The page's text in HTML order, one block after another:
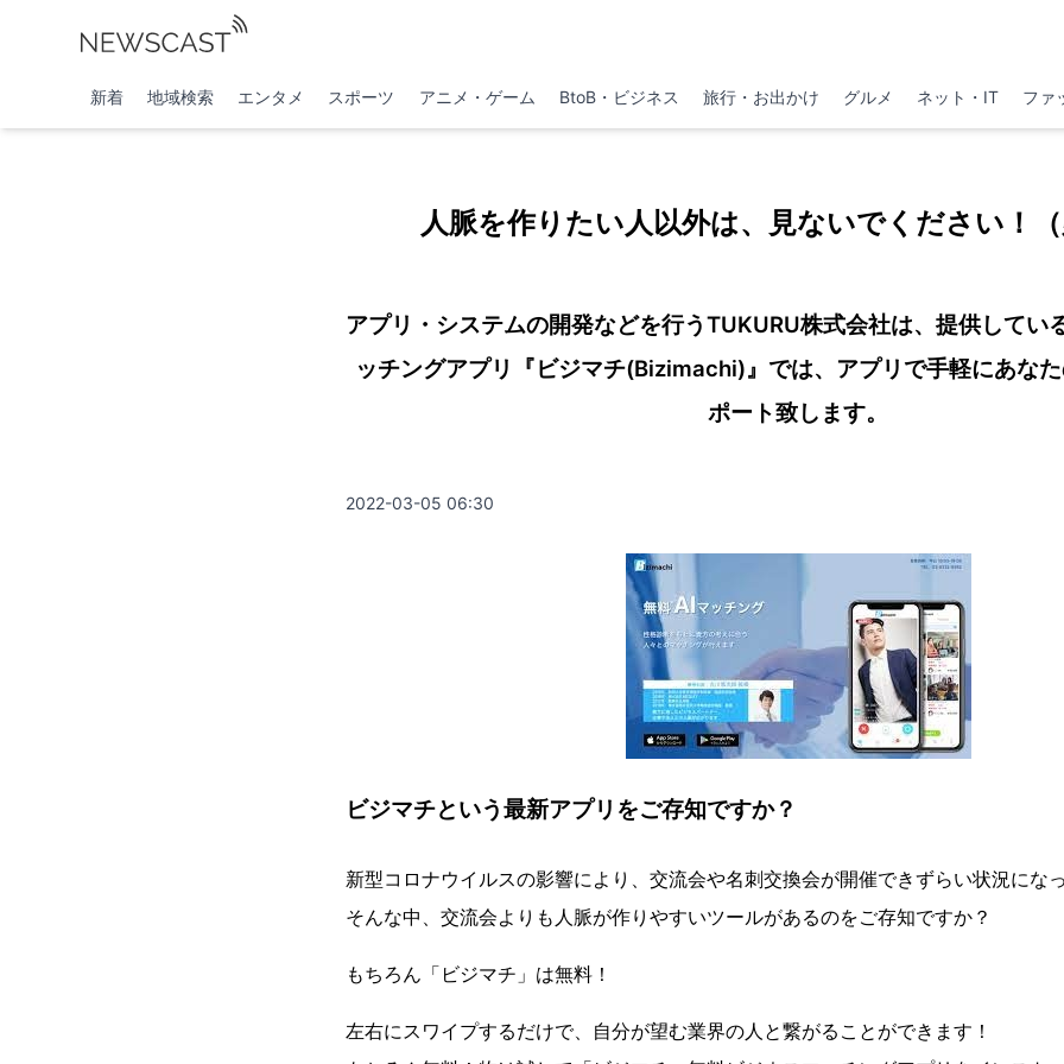
新着 地域検索 エンタメ スポーツ アニメ・ゲーム BtoB・ビジネス 旅行・お出かけ グルメ ネット・IT ファ
人脈を作りたい人以外は、見ないでください！（
アプリ・システムの開発などを行うTUKURU株式会社は、提供してい
ッチングアプリ『ビジマチ(Bizimachi)』では、アプリで手軽にあな
ポート致します。
2022-03-05 06:30
ビジマチという最新アプリをご存知ですか？
新型コロナウイルスの影響により、交流会や名刺交換会が開催できずらい状況にな
そんな中、交流会よりも人脈が作りやすいツールがあるのをご存知ですか？
もちろん「ビジマチ」は無料！
左右にスワイプするだけで、自分が望む業界の人と繋がることができます！